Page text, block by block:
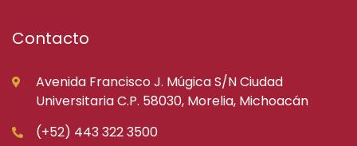
Contacto
Avenida Francisco J. Múgica S/N Ciudad
Universitaria C.P. 58030, Morelia, Michoacán
(+52) 443 322 3500